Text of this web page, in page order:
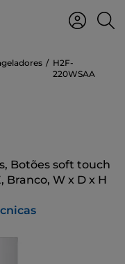
H2F-
220WSAA
Botões soft touch
Branco, W x D x H